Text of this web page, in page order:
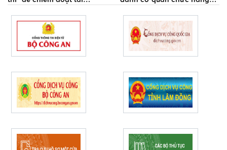
tin bảo hiểm y tế để chiếm
đoạt tài sản